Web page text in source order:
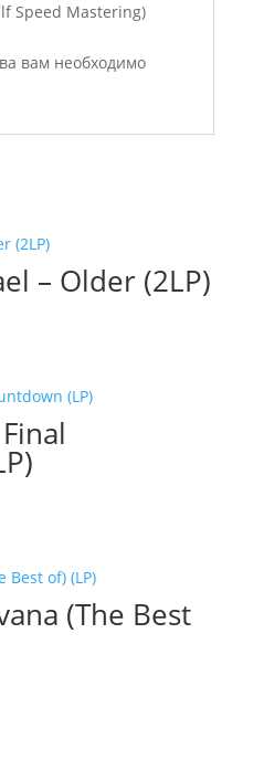
Speed Mastering)
вам необходимо
– Older (2LP)
(The Best